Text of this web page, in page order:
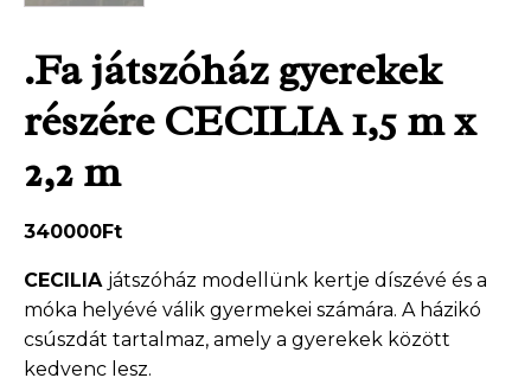
.Fa játszóház gyerekek
részére CECILIA 1,5 m x
2,2 m
340000Ft
CECILIA játszóház modellünk kertje díszévé és a
móka helyévé válik gyermekei számára. A házikó
csúszdát tartalmaz, amely a gyerekek között
kedvenc lesz.